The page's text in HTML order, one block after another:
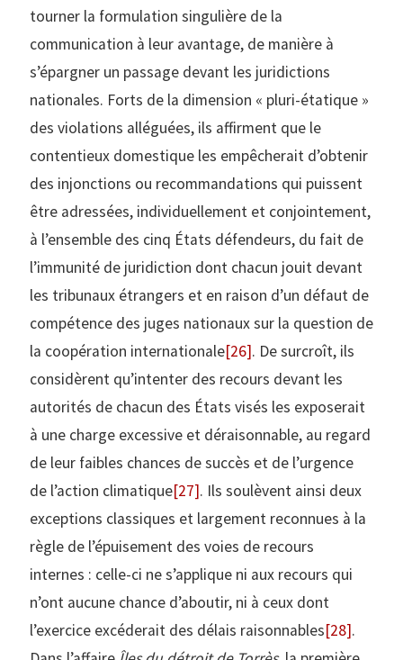
tourner la formulation singulière de la
communication à leur avantage, de manière à
s’épargner un passage devant les juridictions
nationales. Forts de la dimension « pluri-étatique »
des violations alléguées, ils affirment que le
contentieux domestique les empêcherait d’obtenir
des injonctions ou recommandations qui puissent
être adressées, individuellement et conjointement,
à l’ensemble des cinq États défendeurs, du fait de
l’immunité de juridiction dont chacun jouit devant
les tribunaux étrangers et en raison d’un défaut de
compétence des juges nationaux sur la question de
la coopération internationale[26]. De surcroît, ils
considèrent qu’intenter des recours devant les
autorités de chacun des États visés les exposerait
à une charge excessive et déraisonnable, au regard
de leur faibles chances de succès et de l’urgence
de l’action climatique[27]. Ils soulèvent ainsi deux
exceptions classiques et largement reconnues à la
règle de l’épuisement des voies de recours
internes : celle-ci ne s’applique ni aux recours qui
n’ont aucune chance d’aboutir, ni à ceux dont
l’exercice excéderait des délais raisonnables[28].